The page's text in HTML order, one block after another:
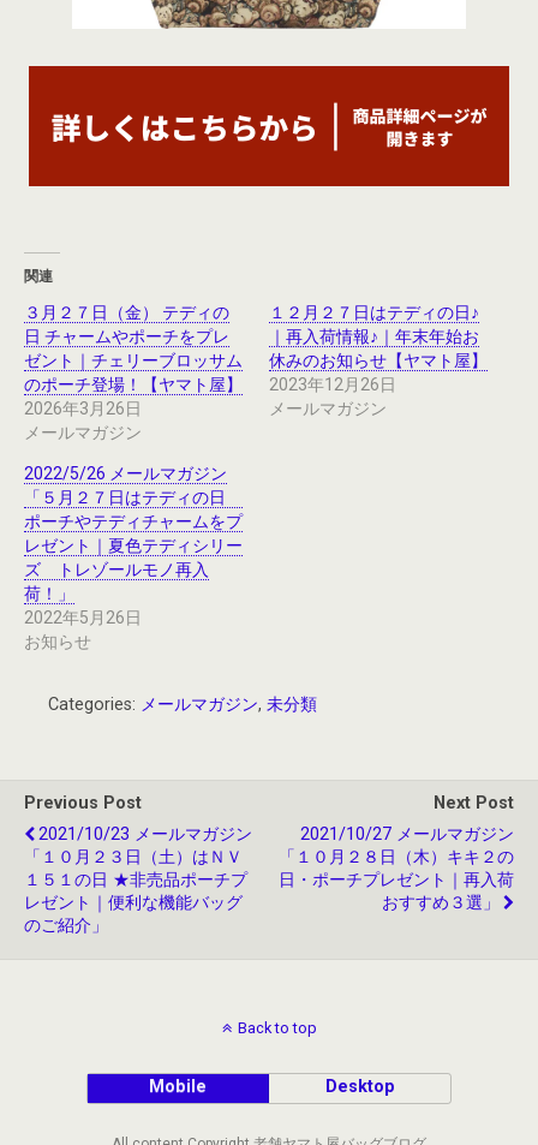
関連
３月２７日（金） テディの
日 チャームやポーチをプレ
ゼント｜チェリーブロッサム
のポーチ登場！【ヤマト屋】
2026年3月26日
メールマガジン
１２月２７日はテディの日♪
｜再入荷情報♪｜年末年始お
休みのお知らせ【ヤマト屋】
2023年12月26日
メールマガジン
2022/5/26 メールマガジン
「５月２７日はテディの日
ポーチやテディチャームをプ
レゼント｜夏色テディシリー
ズ トレゾールモノ再入
荷！」
2022年5月26日
お知らせ
Categories: メールマガジン, 未分類
Previous Post
2021/10/23 メールマガジン
「１０月２３日（土）はＮＶ
１５１の日 ★非売品ポーチプ
レゼント｜便利な機能バッグ
のご紹介」
Next Post
2021/10/27 メールマガジン
「１０月２８日（木）キキ２の
日・ポーチプレゼント｜再入荷
おすすめ３選」
Back to top
Mobile Desktop